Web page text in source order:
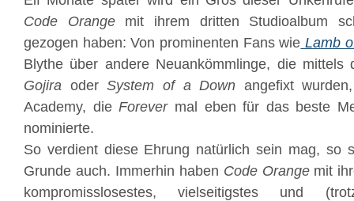
Code Orangemit ihrem dritten Studioalbum
gezogen haben: Von prominenten Fans wie Lamb
Blythe über andere Neuankömmlinge, die mittels
Gojira oderSystem of a Down angefixt
Academy, dieForevermal eben für das beste
nominierte.
So verdient diese Ehrung natürlich sein mag, so
Grunde auch. Immerhin haben Code Orangemit
kompromisslosestes, vielseitigstes und